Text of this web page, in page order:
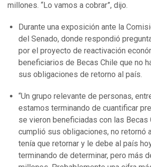
millones. “Lo vamos a cobrar”, dijo.
Durante una exposición ante la
del Senado, donde respondió
por el proyecto de reactivación
beneficiarios de Becas Chile que no
sus obligaciones de retorno al país.
“Un grupo relevante de personas,
estamos terminando de cuantificar
se vieron beneficiadas con las Becas
cumplió sus obligaciones, no retornó
tenía que retornar y le debe al país
terminando de determinar, pero más